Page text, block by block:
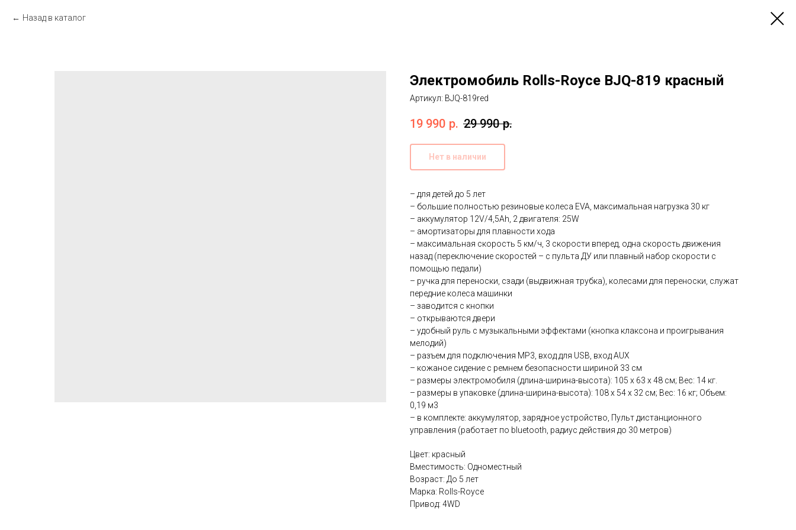
Назад в каталог
Электромобиль Rolls-Royce BJQ-819 красный
Артикул: BJQ-819red
19 990 р. 29 990 р.
Нет в наличии
– для детей до 5 лет
– большие полностью резиновые колеса EVA, максимальная нагрузка 30 кг
– аккумулятор 12V/4,5Ah, 2 двигателя: 25W
– амортизаторы для плавности хода
– максимальная скорость 5 км/ч, 3 скорости вперед, одна скорость движения
назад (переключение скоростей – с пульта ДУ или плавный набор скорости с
помощью педали)
– ручка для переноски, сзади (выдвижная трубка), колесами для переноски, служат
передние колеса машинки
– заводится с кнопки
– открываются двери
– удобный руль с музыкальными эффектами (кнопка клаксона и проигрывания
мелодий)
– разъем для подключения MP3, вход для USB, вход AUX
– кожаное сидение с ремнем безопасности шириной 33 см
– размеры электромобиля (длина-ширина-высота): 105 x 63 x 48 см; Вес: 14 кг.
– размеры в упаковке (длина-ширина-высота): 108 x 54 x 32 см; Вес: 16 кг; Объем:
0,19 м3
– в комплекте: аккумулятор, зарядное устройство, Пульт дистанционного
управления (работает по bluetooth, радиус действия до 30 метров)
Цвет: красный
Вместимость: Одноместный
Возраст: До 5 лет
Марка: Rolls-Royce
Привод: 4WD